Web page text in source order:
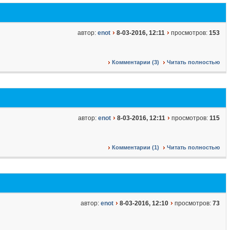
автор: enot 8-03-2016, 12:11 просмотров: 153
Комментарии (3) Читать полностью
автор: enot 8-03-2016, 12:11 просмотров: 115
Комментарии (1) Читать полностью
автор: enot 8-03-2016, 12:10 просмотров: 73